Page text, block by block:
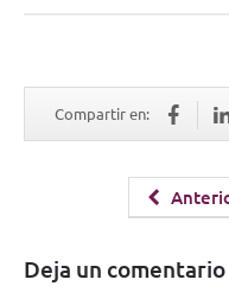
Compartir en:
Deja un comentario